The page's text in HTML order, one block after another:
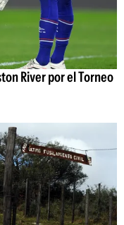
River por el Torneo